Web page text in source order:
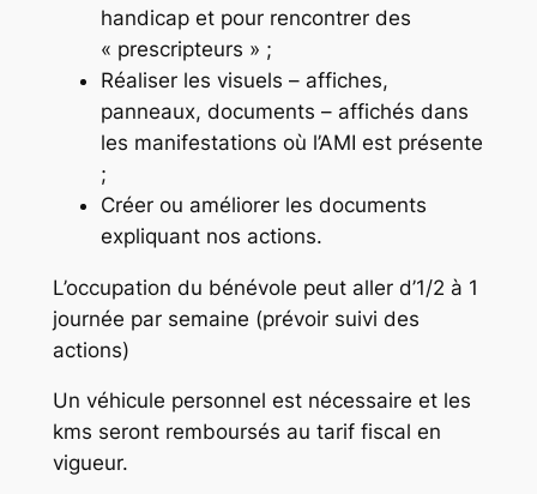
handicap et pour rencontrer des
« prescripteurs » ;
Réaliser les visuels – affiches,
panneaux, documents – affichés dans
les manifestations où l’AMI est présente
;
Créer ou améliorer les documents
expliquant nos actions.
L’occupation du bénévole peut aller d’1/2 à 1
journée par semaine (prévoir suivi des
actions)
Un véhicule personnel est nécessaire et les
kms seront remboursés au tarif fiscal en
vigueur.